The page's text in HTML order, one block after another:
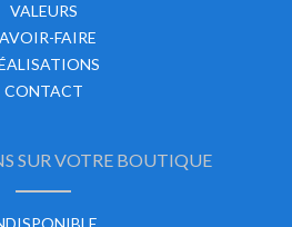
VALEURS
FAIRE
CONTACT
SUR VOTRE BOUTIQUE